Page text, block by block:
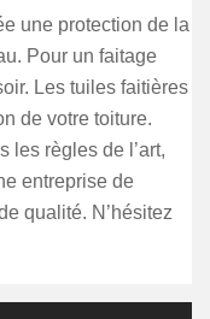
une protection de la
Pour un faitage
Les tuiles faitières
de votre toiture.
les règles de l’art,
entreprise de
qualité. N’hésitez